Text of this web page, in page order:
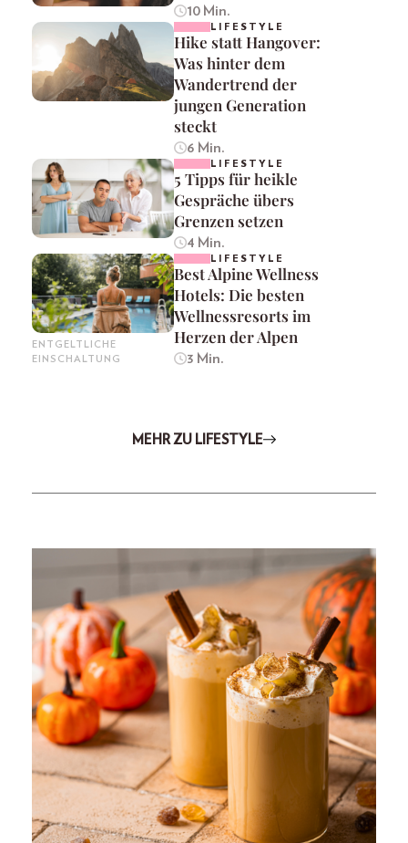
10 Min.
LIFESTYLE
Hike statt Hangover:
Was hinter dem
Wandertrend der
jungen Generation
steckt
6 Min.
LIFESTYLE
5 Tipps für heikle
Gespräche übers
Grenzen setzen
4 Min.
ENTGELTLICHE
EINSCHALTUNG
LIFESTYLE
Best Alpine Wellness
Hotels: Die besten
Wellnessresorts im
Herzen der Alpen
3 Min.
MEHR ZU LIFESTYLE